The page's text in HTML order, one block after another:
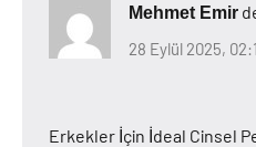
Mehmet Emir
28 Eylül 2025,
Erkekler İçin İdeal Cinsel